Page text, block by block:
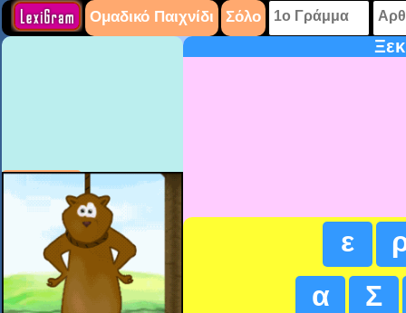
Ομαδικό Παιχνίδι Σόλο
Επόμενη λέξη
ε
α
Σ